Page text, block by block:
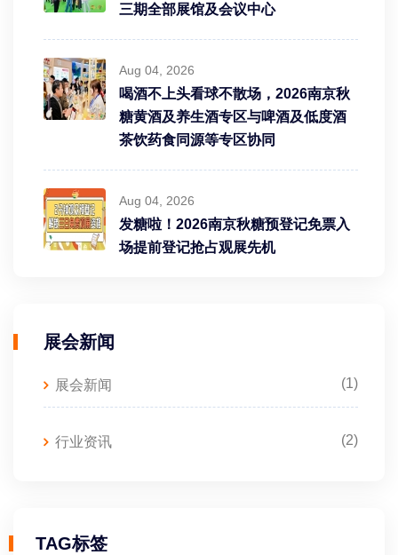
三期全部展馆及会议中心
Aug 04, 2026
喝酒不上头看球不散场，2026南京秋
糖黄酒及养生酒专区与啤酒及低度酒
茶饮药食同源等专区协同
Aug 04, 2026
发糖啦！2026南京秋糖预登记免票入
场提前登记抢占观展先机
展会新闻
展会新闻 (1)
行业资讯 (2)
TAG标签